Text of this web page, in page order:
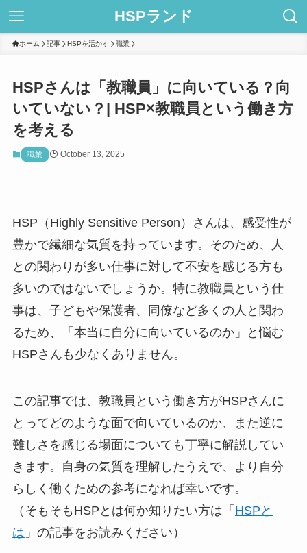
HSPランド
ホーム 記事 HSPを活かす 職業
HSPさんは「教職員」に向いている？向
いていない？| HSP×教職員という働き方
を考える
職業 October 13, 2025
HSP（Highly Sensitive Person）さんは、感受性が
豊かで繊細な気質を持っています。そのため、人
との関わりが多い仕事に対して不安を感じる方も
多いのではないでしょうか。特に教職員という仕
事は、子どもや保護者、同僚など多くの人と関わ
るため、「本当に自分に向いているのか」と悩む
HSPさんも少なくありません。
この記事では、教職員という働き方がHSPさんに
とってどのような面で向いているのか、また逆に
難しさを感じる場面についても丁寧に解説してい
きます。自身の気質を理解したうえで、より自分
らしく働くための参考になれば幸いです。
（そもそもHSPとは何か知りたい方は「 HSPと
は 」の記事をお読みください）